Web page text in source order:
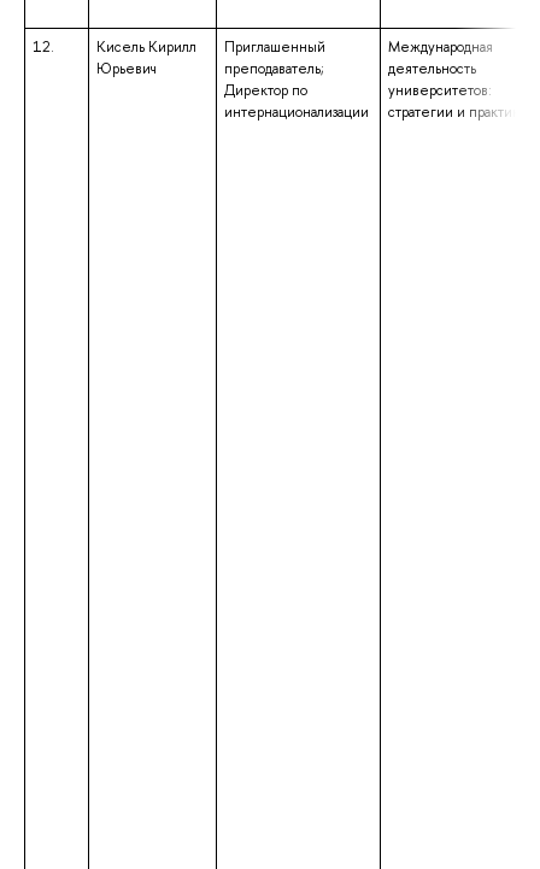
12.
Кисель Кирилл
Юрьевич
Приглашенный
преподаватель;
Директор по
интернационализации
Международная
деятельность
университетов:
стратегии и практики